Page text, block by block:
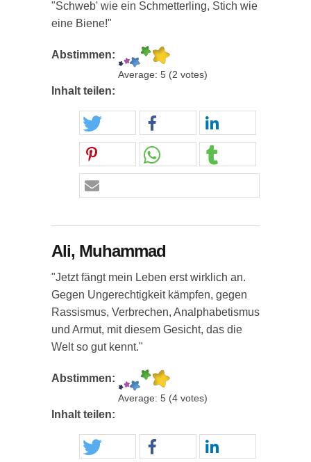
"Schweb' wie ein Schmetterling, Stich wie
eine Biene!"
Abstimmen:
Average: 5 (2 votes)
Inhalt teilen:
Ali, Muhammad
"Jetzt fängt mein Leben erst wirklich an.
Gegen Ungerechtigkeit kämpfen, gegen
Rassismus, Verbrechen, Analphabetismus
und Armut, mit diesem Gesicht, das die
Welt so gut kennt."
Abstimmen:
Average: 5 (4 votes)
Inhalt teilen: